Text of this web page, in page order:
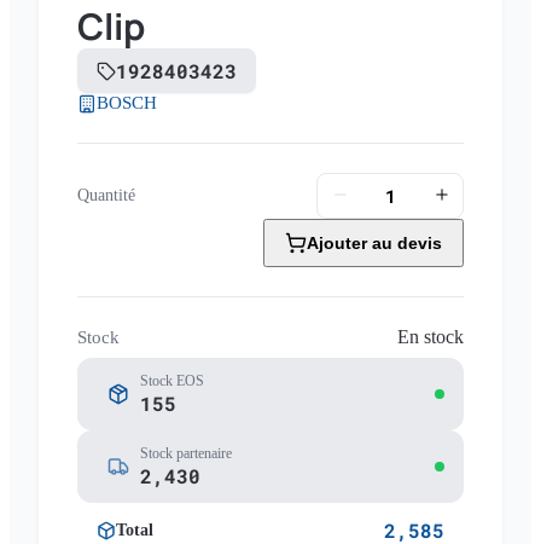
Clip
1928403423
BOSCH
Quantité
Ajouter au devis
Stock En stock
Stock EOS
155
Stock partenaire
2,430
Total 2,585